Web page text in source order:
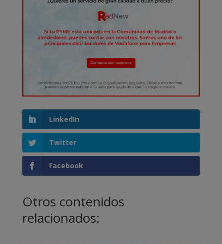
LinkedIn
Twitter
Facebook
Otros contenidos
relacionados: